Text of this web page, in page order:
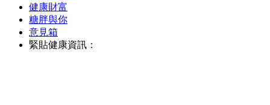
健康財富
糖胖與你
意見箱
緊貼健康資訊：